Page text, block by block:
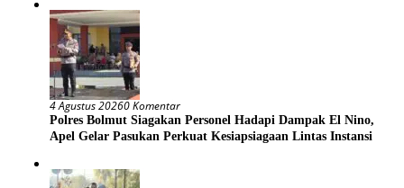
4 Agustus 20260 Komentar
Polres Bolmut Siagakan Personel Hadapi Dampak El Nino,
Apel Gelar Pasukan Perkuat Kesiapsiagaan Lintas Instansi